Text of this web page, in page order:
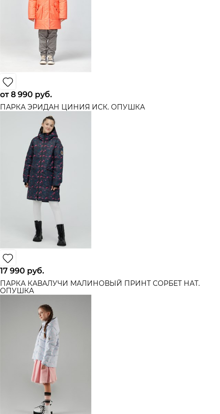
от8 990 руб.
ПАРКА ЭРИДАН ЦИНИЯ ИСК. ОПУШКА
17 990 руб.
ПАРКА КАВАЛУЧИ МАЛИНОВЫЙ ПРИНТ СОРБЕТ НАТ.
ОПУШКА